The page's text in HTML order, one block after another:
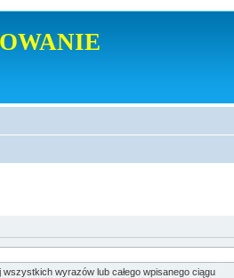
wszystkich wyrazów lub całego wpisanego ciągu